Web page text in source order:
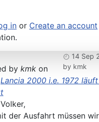
in or Create an account
14 Sep
by kmk
by kmk on
Lancia 2000 i.e. 1972
der Ausfahrt müssen